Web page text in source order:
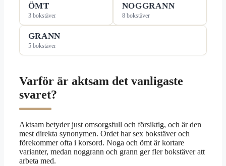
ÖMT
3 bokstäver
NOGGRANN
8 bokstäver
GRANN
5 bokstäver
Varför är aktsam det vanligaste
svaret?
Aktsam betyder just omsorgsfull och försiktig, och är den
mest direkta synonymen. Ordet har sex bokstäver och
förekommer ofta i korsord. Noga och ömt är kortare
varianter, medan noggrann och grann ger fler bokstäver att
arbeta med.